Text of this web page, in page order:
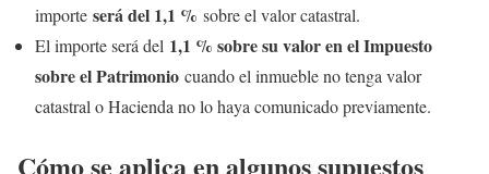
importe será del 1,1 % sobre el valor catastral.
El importe será del 1,1 % sobre su valor en el Impuesto
sobre el Patrimonio cuando el inmueble no tenga valor
catastral o Hacienda no lo haya comunicado previamente.
Cómo se aplica en algunos supuestos